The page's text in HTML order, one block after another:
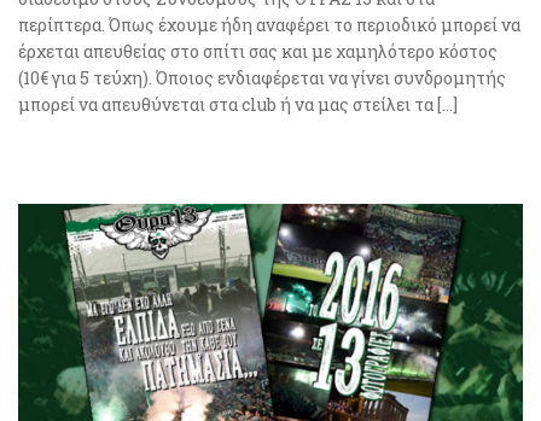
περίπτερα. Όπως έχουμε ήδη αναφέρει το περιοδικό μπορεί να
έρχεται απευθείας στο σπίτι σας και με χαμηλότερο κόστος
(10€ για 5 τεύχη). Όποιος ενδιαφέρεται να γίνει συνδρομητής
μπορεί να απευθύνεται στα club ή να μας στείλει τα […]